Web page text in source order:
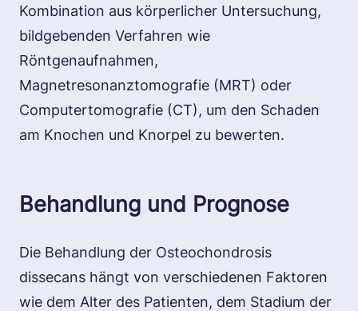
Kombination aus körperlicher Untersuchung,
bildgebenden Verfahren wie
Röntgenaufnahmen,
Magnetresonanztomografie (MRT) oder
Computertomografie (CT), um den Schaden
am Knochen und Knorpel zu bewerten.
Behandlung und Prognose
Die Behandlung der Osteochondrosis
dissecans hängt von verschiedenen Faktoren
wie dem Alter des Patienten, dem Stadium der